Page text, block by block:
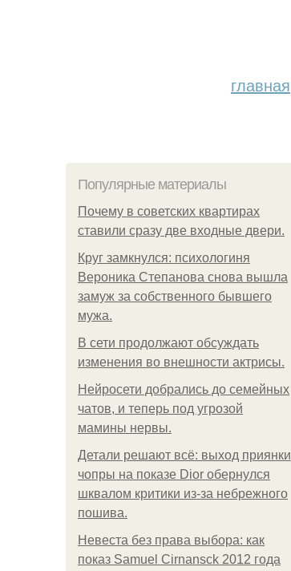
главная
Популярные материалы
Почему в советских квартирах
ставили сразу две входные двери.
Круг замкнулся: психологиня
Вероника Степанова снова вышла
замуж за собственного бывшего
мужа.
В сети продолжают обсуждать
изменения во внешности актрисы.
Нейросети добрались до семейных
чатов, и теперь под угрозой
мамины нервы.
Детали решают всё: выход приянки
чопры на показе Dior обернулся
шквалом критики из-за небрежного
пошива.
Невеста без права выбора: как
показ Samuel Cirnansck 2012 года